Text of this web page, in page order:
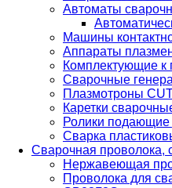
Автоматы
Машины
Аппараты
Комплектующие к
Сварочные
Плазмотроны
Каретки
Ролики подающие
Сварка
Сварочная проволока,
Нержавеющая
Проволока для